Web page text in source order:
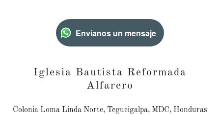
Envíanos un mensaje
Iglesia Bautista Reformada
Alfarero
Colonia Loma Linda Norte, Tegucigalpa, MDC, Honduras